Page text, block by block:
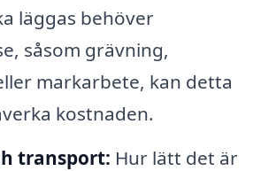
läggas behöver
såsom grävning,
markarbete, kan detta
kostnaden.
transport: Hur lätt det är